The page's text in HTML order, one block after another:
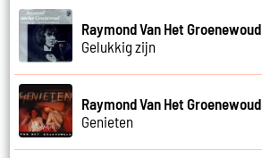
Raymond Van Het Groenewoud
Gelukkig zijn
Raymond Van Het Groenewoud
Genieten